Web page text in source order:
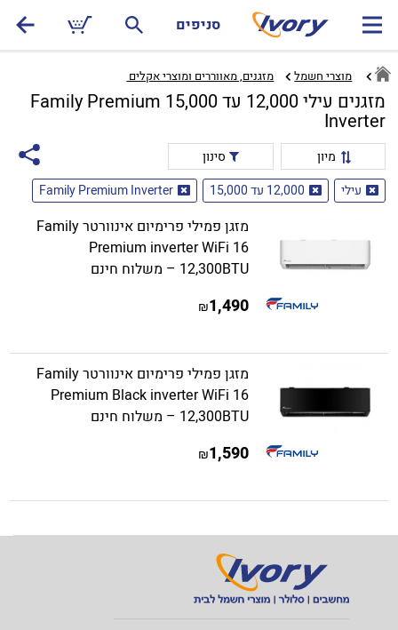
סניפים
מוצרי חשמל מזגנים, מאווררים ומוצרי אקלים ‏
מזגנים עילי 12,000 עד 15,000 Family Premium
Inverter
מיון
סינון
עילי
12,000 עד 15,000 Family Premium Inverter
מזגן פמילי פרימיום אינוורטר Family
Premium inverter WiFi 16
12,300BTU – משלוח חינם
1,490
₪
מזגן פמילי פרימיום אינוורטר Family
Premium Black inverter WiFi 16
12,300BTU – משלוח חינם
1,590
₪